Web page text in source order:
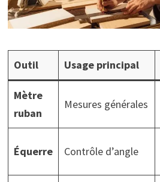
Outil Usage principal
Mètre
ruban
Mesures générales
Équerre Contrôle d’angle